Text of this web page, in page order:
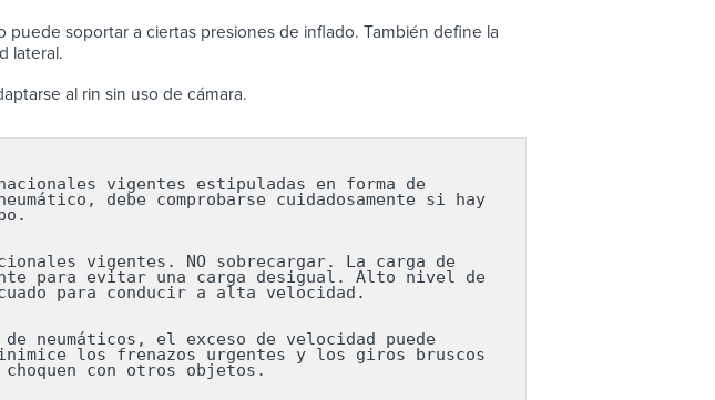
soportar a ciertas presiones de inflado. También define la
lateral.
al rin sin uso de cámara.
vigentes estipuladas en forma de
debe comprobarse cuidadosamente si hay
vigentes. NO sobrecargar. La carga de
para evitar una carga desigual. Alto nivel de
para conducir a alta velocidad.
neumáticos, el exceso de velocidad puede
los frenazos urgentes y los giros bruscos
con otros objetos.